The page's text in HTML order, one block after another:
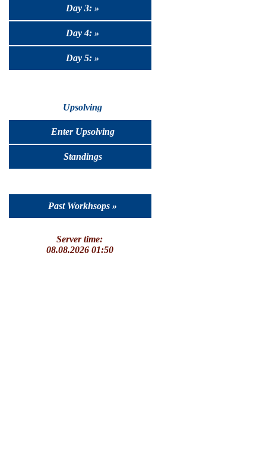
Day 3: »
Day 4: »
Day 5: »
Upsolving
Enter Upsolving
Standings
Past Workhsops »
Server time:
08.08.2026 01:50